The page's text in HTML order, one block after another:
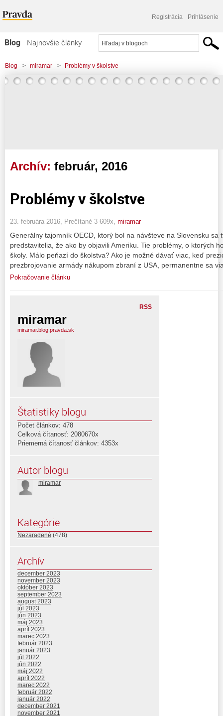
Registrácia Prihlásenie
Blog
Najnovšie články
Najčítanejšie články
Najkomentovanejšie články
Blog > miramar > Problémy v školstve
Archív: február, 2016
Problémy v školstve
23. februára 2016, Prečítané 3 609x, miramar
Generálny tajomník OECD, ktorý bol na návšteve na Slovensku sa
predstavitelia, že ako by objavili Ameriku. Tie problémy, o ktorých
školy. Málo peňazí do školstva? Ako je možné dávať viac, keď
prezbrojovanie armády nákupom zbraní z USA, permanentne sa
Pokračovanie článku
RSS
miramar
miramar.blog.pravda.sk
Štatistiky blogu
Počet článkov: 478
Celková čítanosť: 2080670x
Priemerná čítanosť článkov: 4353x
Autor blogu
miramar
Kategórie
Nezaradené (478)
Archív
december 2023
november 2023
október 2023
september 2023
august 2023
júl 2023
jún 2023
máj 2023
apríl 2023
marec 2023
február 2023
január 2023
júl 2022
jún 2022
máj 2022
apríl 2022
marec 2022
február 2022
január 2022
december 2021
november 2021